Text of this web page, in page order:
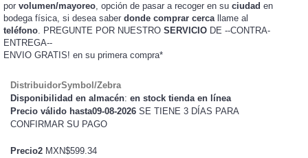
por volumen/mayoreo, opción de pasar a recoger en su ciudad en
bodega física, si desea saber donde comprar cercallame al
teléfono. PREGUNTE POR NUESTRO SERVICIO DE --CONTRA-
ENTREGA--
ENVIO GRATIS! en su primera compra*
DistribuidorSymbol/Zebra
Disponibilidad en almacén: en stock tienda en línea
Precio válido hasta09-08-2026 SE TIENE 3 DÍAS PARA
CONFIRMAR SU PAGO
Precio2 MXN$599.34